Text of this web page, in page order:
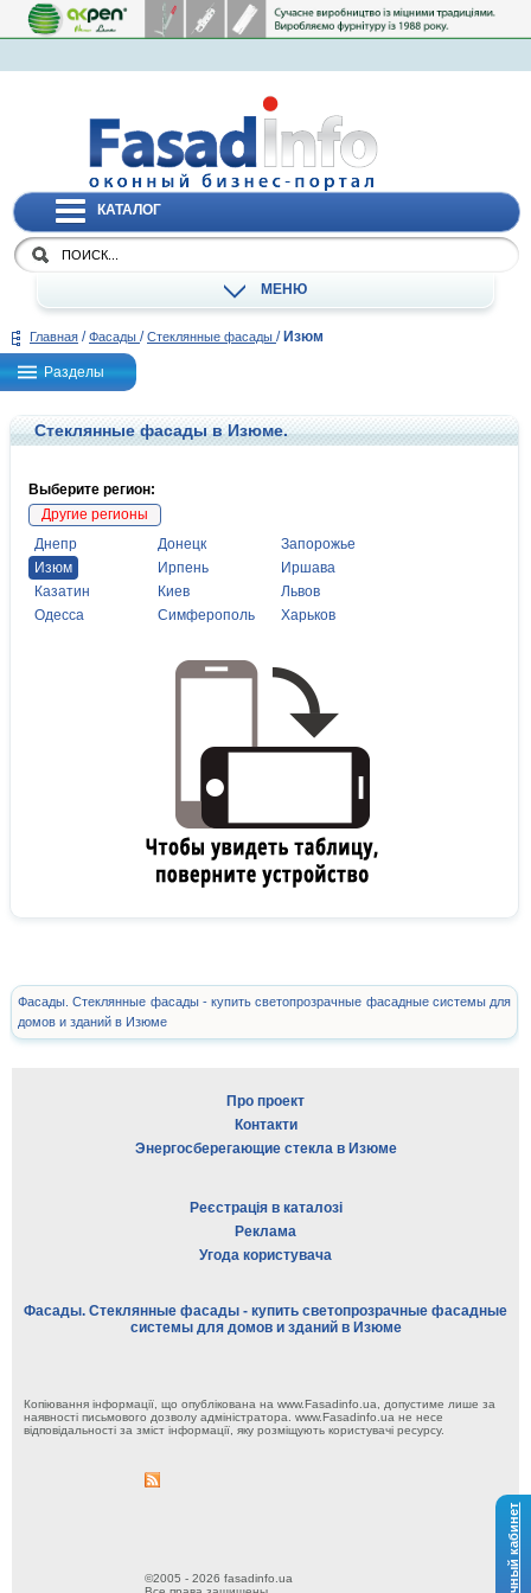
Личный кабинет
КАТАЛОГ
МЕНЮ
Главная / Фасады / Стеклянные фасады / Изюм
Разделы
Стеклянные фасады в Изюме.
Выберите регион:
Другие регионы
Днепр
Донецк
Запорожье
Изюм
Ирпень
Иршава
Казатин
Киев
Львов
Одесса
Симферополь Харьков
Фасады. Стеклянные фасады - купить светопрозрачные фасадные системы для
домов и зданий в Изюме
Про проект
Контакти
Энергосберегающие стекла в Изюме
Реєстрація в каталозі
Реклама
Угода користувача
Фасады. Стеклянные фасады - купить светопрозрачные фасадные
системы для домов и зданий в Изюме
Копіювання інформації, що опублікована на www.Fasadinfo.ua, допустиме лише за
наявності письмового дозволу адміністратора. www.Fasadinfo.ua не несе
відповідальності за зміст інформації, яку розміщують користувачі ресурсу.
©2005 - 2026 fasadinfo.ua